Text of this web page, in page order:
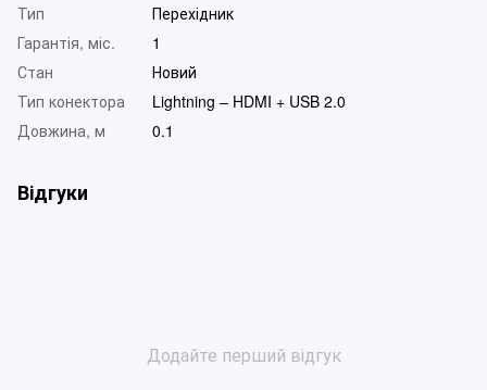
Тип
Перехідник
Гарантія, міс.
1
Стан
Новий
Тип конектора
Lightning – HDMI + USB 2.0
Довжина, м
0.1
Відгуки
Додайте перший відгук